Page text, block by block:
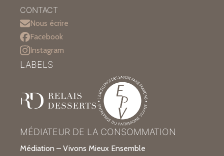
CONTACT
Nous écrire
Facebook
Instagram
MÉDIATEUR DE LA CONSOMMATION
Médiation – Vivons Mieux Ensemble
LABELS